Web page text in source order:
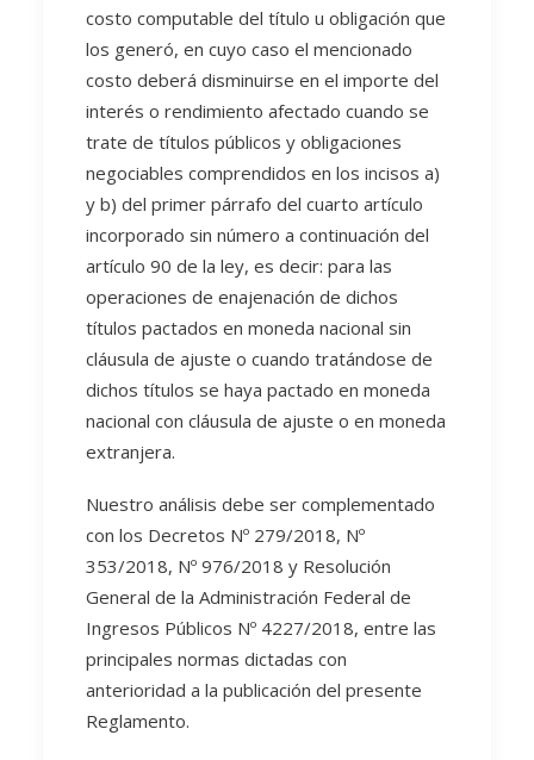
costo computable del título u obligación que
los generó, en cuyo caso el mencionado
costo deberá disminuirse en el importe del
interés o rendimiento afectado cuando se
trate de títulos públicos y obligaciones
negociables comprendidos en los incisos a)
y b) del primer párrafo del cuarto artículo
incorporado sin número a continuación del
artículo 90 de la ley, es decir: para las
operaciones de enajenación de dichos
títulos pactados en moneda nacional sin
cláusula de ajuste o cuando tratándose de
dichos títulos se haya pactado en moneda
nacional con cláusula de ajuste o en moneda
extranjera.
Nuestro análisis debe ser complementado
con los Decretos Nº 279/2018, Nº
353/2018, Nº 976/2018 y Resolución
General de la Administración Federal de
Ingresos Públicos Nº 4227/2018, entre las
principales normas dictadas con
anterioridad a la publicación del presente
Reglamento.